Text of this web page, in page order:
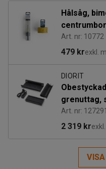
Hålsåg,
Art. nr: 10772
479 krexkl.
DIORIT
grenuttag,
Art. nr: 127291
2 319 kr